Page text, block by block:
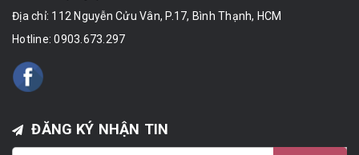
Địa chỉ: 112 Nguyễn Cửu Vân, P.17, Bình Thạnh, HCM
Hotline:0903.673.297
ĐĂNG KÝ NHẬN TIN